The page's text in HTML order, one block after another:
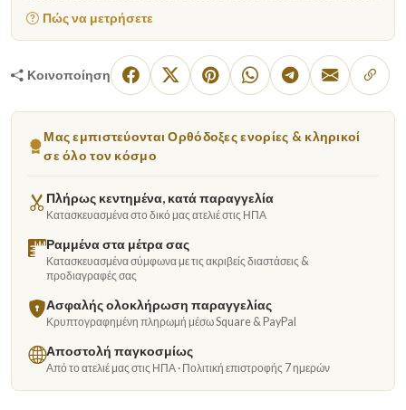
Πώς να μετρήσετε
Κοινοποίηση
Μας εμπιστεύονται Ορθόδοξες ενορίες & κληρικοί
σε όλο τον κόσμο
Πλήρως κεντημένα, κατά παραγγελία
Κατασκευασμένα στο δικό μας ατελιέ στις ΗΠΑ
Ραμμένα στα μέτρα σας
Κατασκευασμένα σύμφωνα με τις ακριβείς διαστάσεις &
προδιαγραφές σας
Ασφαλής ολοκλήρωση παραγγελίας
Κρυπτογραφημένη πληρωμή μέσω Square & PayPal
Αποστολή παγκοσμίως
Από το ατελιέ μας στις ΗΠΑ · Πολιτική επιστροφής 7 ημερών